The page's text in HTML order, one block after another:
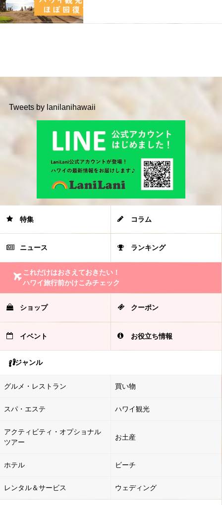
Tweets by lanilanihawaii
特集 コラム
ニュース ランキング
これだけはおさえておきたい！
ハワイ旅行前かけこみチェック
ショップ クーポン
イベント お役立ち情報
ジャンル
グルメ・レストラン 買い物
スパ・エステ ハワイ観光
アクティビティ・オプショナル
ツアー
お土産
ホテル ビーチ
レンタル＆サービス ウェディング